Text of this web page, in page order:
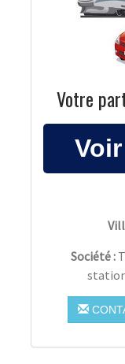
Votre
Société :